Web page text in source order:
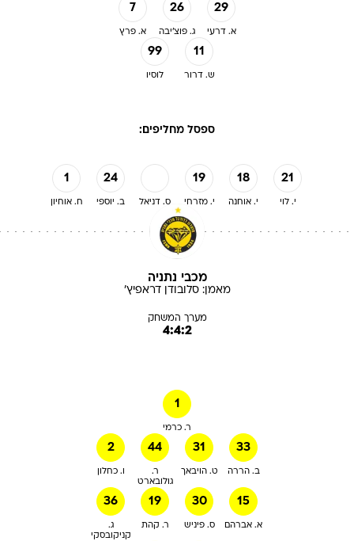
7
א. פרץ
26
ג. פוצ'יבה
29
א. דרעי
99
לוסיו
11
ש. דרור
ספסל מחליפים:
1
ח. אוחיון
24
ב. יוספי ס. דניאל
19
י. מזרחי
18
י. אוחנה
21
י. לוי
מכבי נתניה
מאמן:סלובודן דראפיץ'
מערך המשחק
4:4:2
1
ר. כרמי
2
ו. כחלון
44
ר.
גולובארט
31
ט. הויבאך
33
ב. הררה
36
ג.
קניקובסקי
19
ר. קהת
30
ס. פיניש
15
א. אברהם